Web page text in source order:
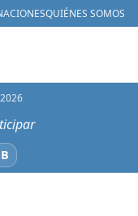
QUIÉNES SOMOS
BBluesky